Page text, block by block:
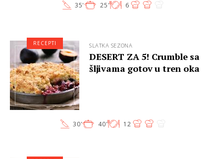
35' 25' 6
SLATKA SEZONA
DESERT ZA 5! Crumble sa
šljivama gotov u tren oka
30' 40' 12
RECEPTI